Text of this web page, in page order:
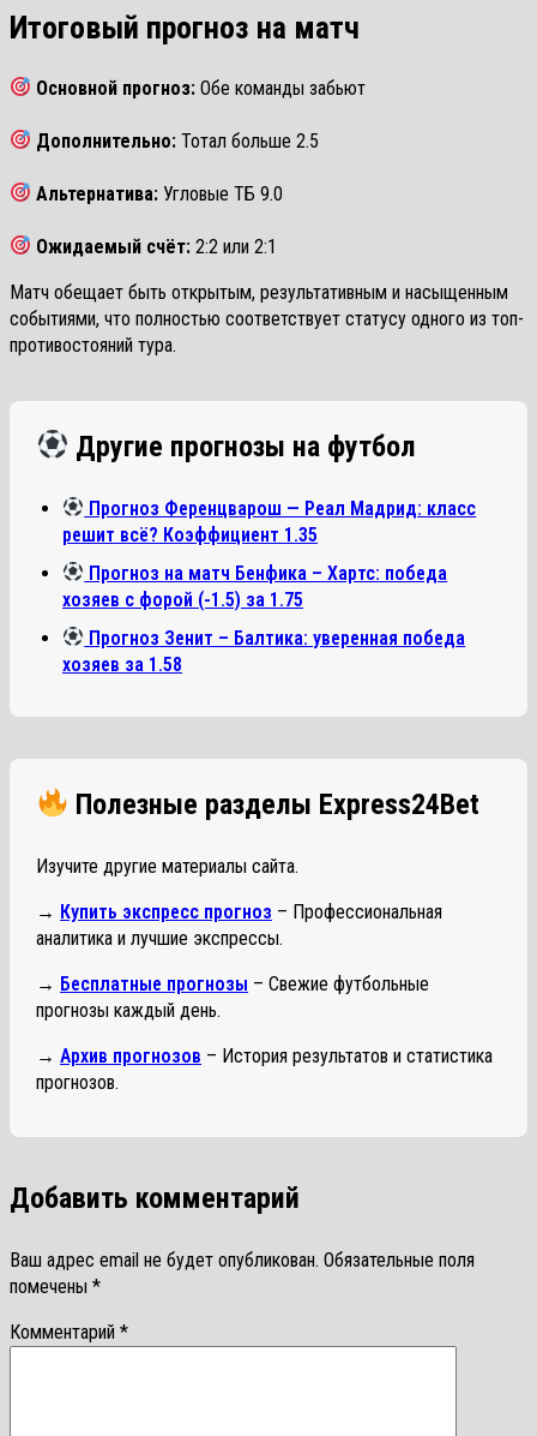
Итоговый прогноз на матч
Основной прогноз: Обе команды забьют
Дополнительно: Тотал больше 2.5
Альтернатива: Угловые ТБ 9.0
Ожидаемый счёт: 2:2 или 2:1
Матч обещает быть открытым, результативным и насыщенным
событиями, что полностью соответствует статусу одного из топ-
противостояний тура.
Другие прогнозы на футбол
Прогноз Ференцварош — Реал Мадрид: класс
решит всё? Коэффициент 1.35
Прогноз на матч Бенфика – Хартс: победа
хозяев с форой (-1.5) за 1.75
Прогноз Зенит – Балтика: уверенная победа
хозяев за 1.58
Полезные разделы Express24Bet
Изучите другие материалы сайта.
→ Купить экспресс прогноз – Профессиональная
аналитика и лучшие экспрессы.
→ Бесплатные прогнозы – Свежие футбольные
прогнозы каждый день.
→ Архив прогнозов – История результатов и статистика
прогнозов.
Добавить комментарий
Ваш адрес email не будет опубликован. Обязательные поля
помечены *
Комментарий *